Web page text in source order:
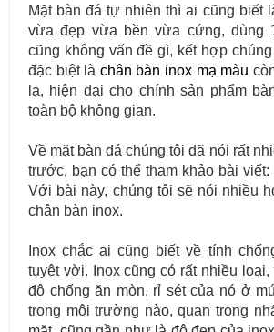
Mặt bàn đá tự nhiên thì ai cũng biết
vừa đẹp vừa bền vừa cứng, dùng
cũng không vấn đề gì, kết hợp
đặc biệt là chân bàn inox mạ màu
lạ, hiện đại cho chính sản phẩm
toàn bộ không gian.
Về mặt bàn đá chúng tôi đã nói rất
trước, bạn có thể tham khảo bài viết:
Với bài này, chúng tôi sẽ nói nhiều
chân bàn inox.
Inox chắc ai cũng biết về tính
tuyệt vời. Inox cũng có rất nhiều
độ chống ăn mòn, rỉ sét của nó ở
trong môi trường nào, quan trọng